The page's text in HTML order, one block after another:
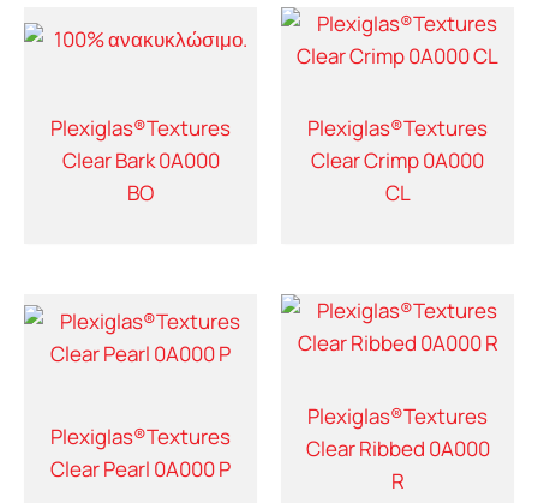
Plexiglas®Textures
Clear Bark 0A000
BO
Plexiglas®Textures
Clear Crimp 0A000
CL
Plexiglas®Textures
Clear Pearl 0A000 P
Plexiglas®Textures
Clear Ribbed 0A000
R